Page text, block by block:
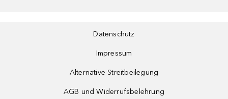
Datenschutz
Impressum
Alternative Streitbeilegung
AGB und Widerrufsbelehrung